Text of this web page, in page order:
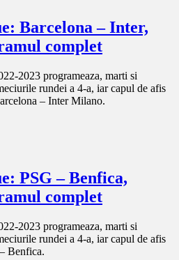
Barcelona – Inter,
complet
2023 programeaza, marti si
rundei a 4-a, iar capul de afis
– Inter Milano.
PSG – Benfica,
complet
2023 programeaza, marti si
rundei a 4-a, iar capul de afis
Benfica.